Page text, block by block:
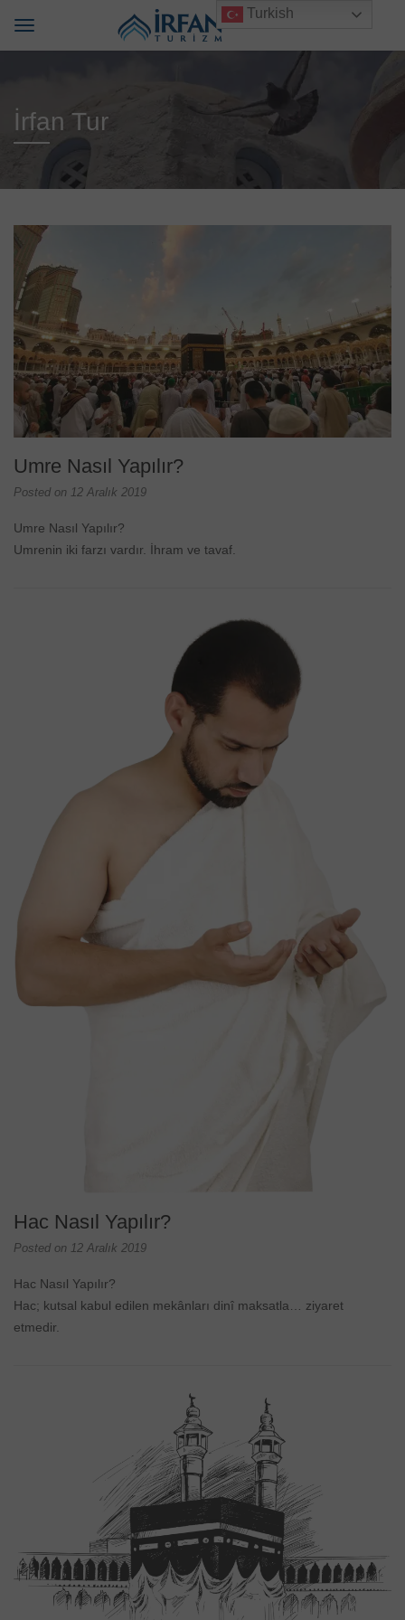
İrfan Tur
Umre Nasıl Yapılır?
Posted on 12 Aralık 2019
Umre Nasıl Yapılır?
Umrenin iki farzı vardır. İhram ve tavaf.
Hac Nasıl Yapılır?
Posted on 12 Aralık 2019
Hac Nasıl Yapılır?
Hac; kutsal kabul edilen mekânları dinî maksatla… ziyaret
etmedir.
Turkish